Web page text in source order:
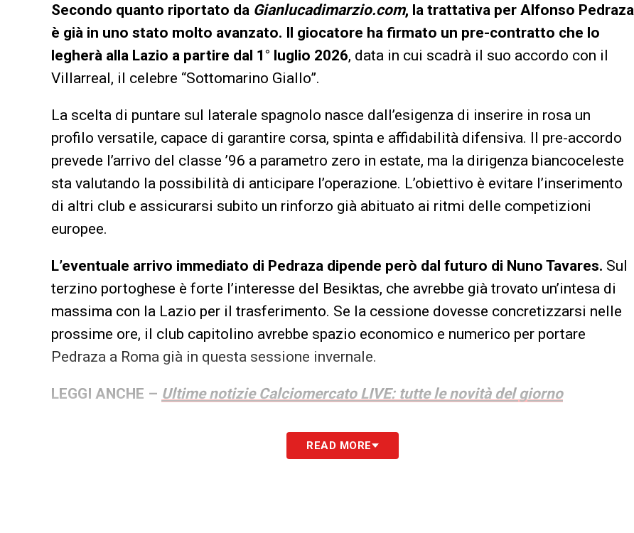
Secondo quanto riportato da Gianlucadimarzio.com, la trattativa per Alfonso Pedraza
è già in uno stato molto avanzato. Il giocatore ha firmato un pre-contratto che lo
legherà alla Lazio a partire dal 1° luglio 2026, data in cui scadrà il suo accordo con il
Villarreal, il celebre “Sottomarino Giallo”.
La scelta di puntare sul laterale spagnolo nasce dall’esigenza di inserire in rosa un
profilo versatile, capace di garantire corsa, spinta e affidabilità difensiva. Il pre-accordo
prevede l’arrivo del classe ’96 a parametro zero in estate, ma la dirigenza biancoceleste
sta valutando la possibilità di anticipare l’operazione. L’obiettivo è evitare l’inserimento
di altri club e assicurarsi subito un rinforzo già abituato ai ritmi delle competizioni
europee.
L’eventuale arrivo immediato di Pedraza dipende però dal futuro di Nuno Tavares. Sul
terzino portoghese è forte l’interesse del Besiktas, che avrebbe già trovato un’intesa di
massima con la Lazio per il trasferimento. Se la cessione dovesse concretizzarsi nelle
prossime ore, il club capitolino avrebbe spazio economico e numerico per portare
Pedraza a Roma già in questa sessione invernale.
LEGGI ANCHE – Ultime notizie Calciomercato LIVE: tutte le novità del giorno
LA PLAYLIST DELLE NOSTRE TOP NEWSREAD MORE